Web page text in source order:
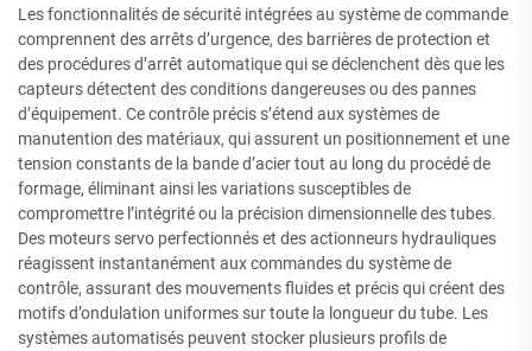
Les fonctionnalités de sécurité intégrées au système de commande
comprennent des arrêts d’urgence, des barrières de protection et
des procédures d’arrêt automatique qui se déclenchent dès que les
capteurs détectent des conditions dangereuses ou des pannes
d’équipement. Ce contrôle précis s’étend aux systèmes de
manutention des matériaux, qui assurent un positionnement et une
tension constants de la bande d’acier tout au long du procédé de
formage, éliminant ainsi les variations susceptibles de
compromettre l’intégrité ou la précision dimensionnelle des tubes.
Des moteurs servo perfectionnés et des actionneurs hydrauliques
réagissent instantanément aux commandes du système de
contrôle, assurant des mouvements fluides et précis qui créent des
motifs d’ondulation uniformes sur toute la longueur du tube. Les
systèmes automatisés peuvent stocker plusieurs profils de